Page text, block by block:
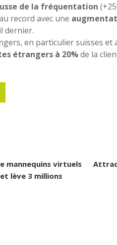
de la fréquentation
record avec une
dernier.
en particulier suisses
étrangers à 20%de la
mannequins virtuels
lève 3 millions